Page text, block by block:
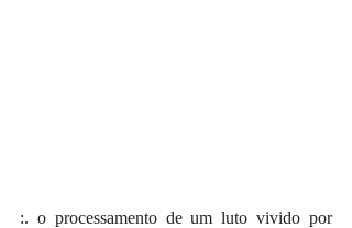
:. o processamento de um luto vivido por